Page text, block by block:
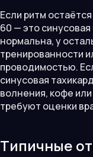
Если ритм
60 — это
нормальна, у
тренированности
проводимостью.
синусовая
волнения, кофе
требуют оценки
Типичные